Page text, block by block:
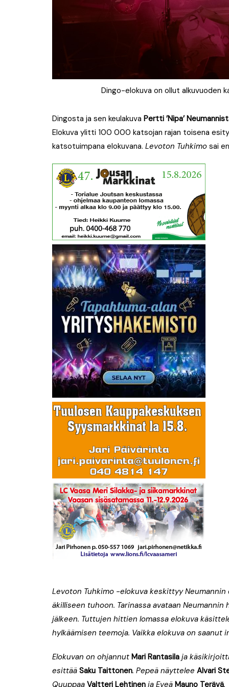
Dingo-elokuva on ollut alkuvuoden
Dingosta ja sen keulakuva Pertti ’Nipa’
Elokuva ylitti 100 000 katsojan rajan toisena
katsotuimpana elokuvana. Levoton Tuhkimo sai
Levoton Tuhkimo -elokuva keskittyy
äkilliseen tuhoon. Tarinassa avataan Neumannin
jälkeen. Tuttujen hittien lomassa elokuva
hylkäämisen teemoja. Vaikka elokuva on
Elokuvan on ohjannut Mari Rantasila ja
esittää Saku Taittonen. Pepeä näyttelee Alvari
Quuppaa Valtteri Lehtinen ja Eveä Mauno Terävä.